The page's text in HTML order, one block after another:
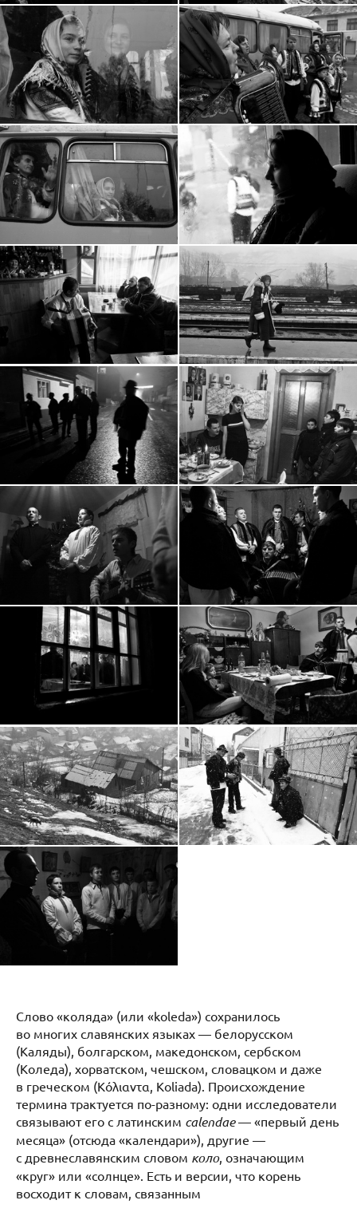
Слово «коляда» (или «koleda») сохранилось
во многих славянских языках — белорусском
(Каляды), болгарском, македонском, сербском
(Коледа), хорватском, чешском, словацком и даже
в греческом (Κόλιαντα, Koliada). Происхождение
термина трактуется по-разному: одни исследователи
связывают его с латинским calendae— «первый день
месяца» (отсюда «календари»), другие —
с древнеславянским словом коло, означающим
«круг» или «солнце». Есть и версии, что корень
восходит к словам, связанным